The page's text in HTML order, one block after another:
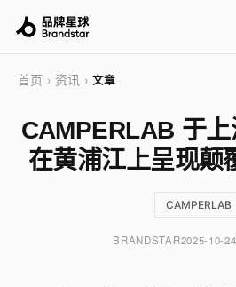
首页 › 资讯 › 文章
CAMPERLAB 于上
在黄浦江上呈现颠
CAMPERLAB
BRANDSTAR2025-10-24